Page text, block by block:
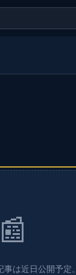
📰
は近日公開予定。